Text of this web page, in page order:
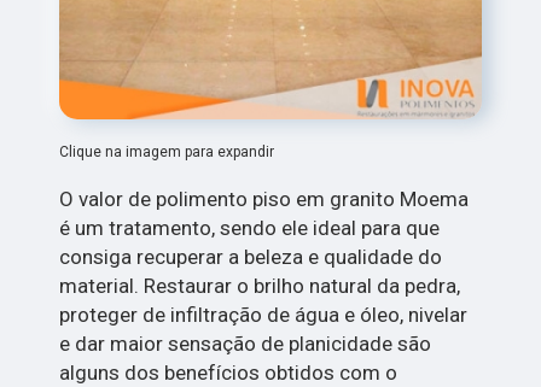
Clique na imagem para expandir
O valor de polimento piso em granito Moema
é um tratamento, sendo ele ideal para que
consiga recuperar a beleza e qualidade do
material. Restaurar o brilho natural da pedra,
proteger de infiltração de água e óleo, nivelar
e dar maior sensação de planicidade são
alguns dos benefícios obtidos com o